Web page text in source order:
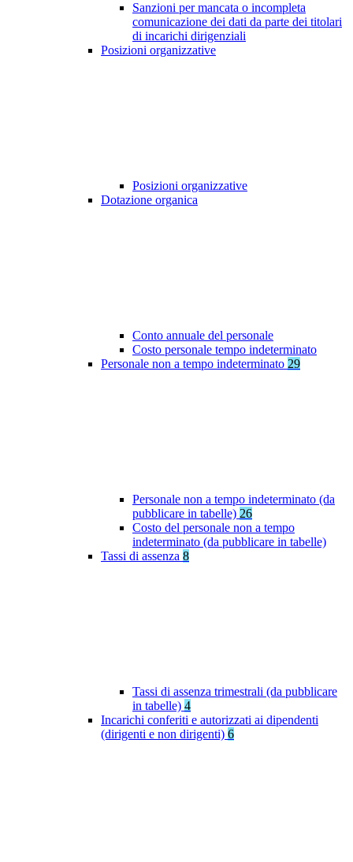
Sanzioni per mancata o incompleta
comunicazione dei dati da parte dei titolari
di incarichi dirigenziali
Posizioni organizzative
Posizioni organizzative
Dotazione organica
Conto annuale del personale
Costo personale tempo indeterminato
Personale non a tempo indeterminato 29
Personale non a tempo indeterminato (da
pubblicare in tabelle) 26
Costo del personale non a tempo
indeterminato (da pubblicare in tabelle)
Tassi di assenza 8
Tassi di assenza trimestrali (da pubblicare
in tabelle) 4
Incarichi conferiti e autorizzati ai dipendenti
(dirigenti e non dirigenti) 6